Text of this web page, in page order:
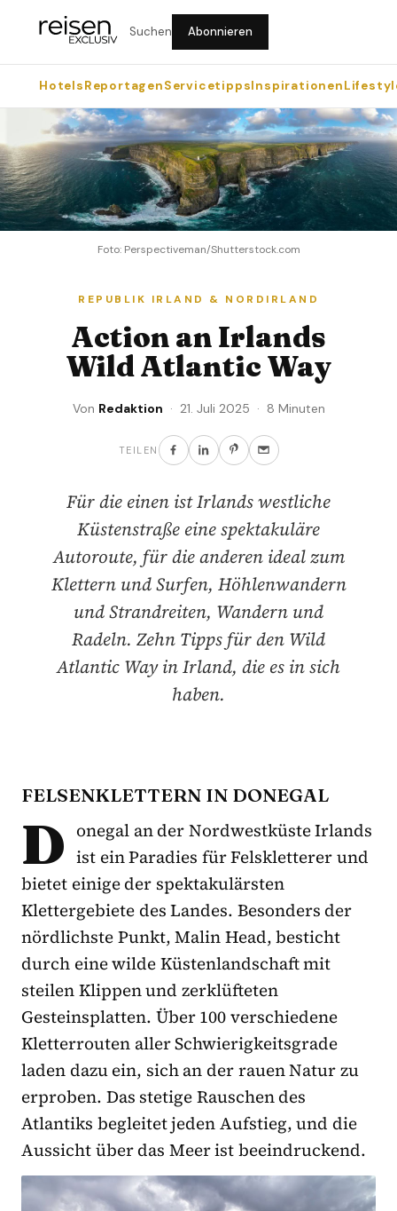
Suchen Abonnieren
HotelsReportagenServicetippsInspirationen
Foto: Perspectiveman/Shutterstock.com
REPUBLIK IRLAND & NORDIRLAND
Action an Irlands
Wild Atlantic Way
Von Redaktion · 21. Juli 2025 · 8 Minuten
TEILEN
Für die einen ist Irlands westliche
Küstenstraße eine spektakuläre
Autoroute, für die anderen ideal zum
Klettern und Surfen, Höhlenwandern
und Strandreiten, Wandern und
Radeln. Zehn Tipps für den Wild
Atlantic Way in Irland, die es in sich
haben.
FELSENKLETTERN IN DONEGAL
D onegal an der Nordwestküste Irlands
ist ein Paradies für Felskletterer und
bietet einige der spektakulärsten
Klettergebiete des Landes. Besonders der
nördlichste Punkt, Malin Head, besticht
durch eine wilde Küstenlandschaft mit
steilen Klippen und zerklüfteten
Gesteinsplatten. Über 100 verschiedene
Kletterrouten aller Schwierigkeitsgrade
laden dazu ein, sich an der rauen Natur zu
erproben. Das stetige Rauschen des
Atlantiks begleitet jeden Aufstieg, und die
Aussicht über das Meer ist beeindruckend.